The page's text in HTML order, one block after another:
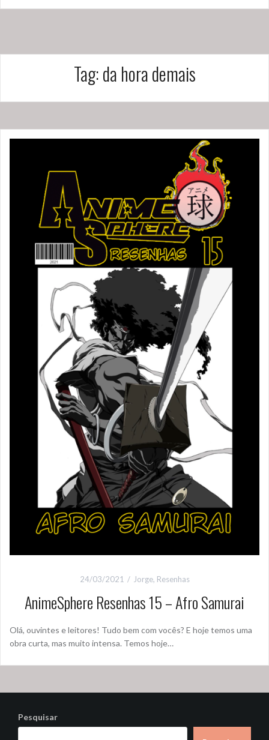
Tag:da hora demais
24/03/2021 Jorge, Resenhas
AnimeSphere Resenhas 15 – Afro Samurai
Olá, ouvintes e leitores! Tudo bem com vocês? E hoje temos uma
obra curta, mas muito intensa. Temos hoje…
Pesquisar